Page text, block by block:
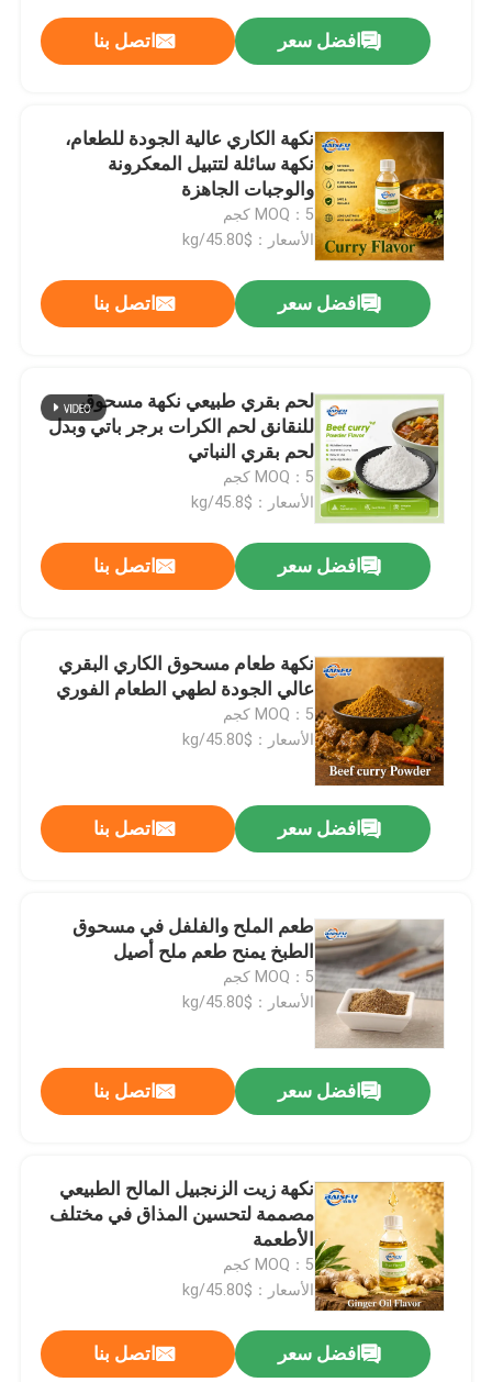
إرسال
افضل سعر اتصل بنا
نكهة الكاري عالية الجودة للطعام،
نكهة سائلة لتتبيل المعكرونة
والوجبات الجاهزة
MOQ：5 كجم
الأسعار：$45.80/kg
افضل سعر اتصل بنا
لحم بقري طبيعي نكهة مسحوق
للنقانق لحم الكرات برجر باتي وبدل
لحم بقري النباتي
MOQ：5 كجم
الأسعار：$45.8/kg
افضل سعر اتصل بنا
نكهة طعام مسحوق الكاري البقري
عالي الجودة لطهي الطعام الفوري
MOQ：5 كجم
الأسعار：$45.80/kg
افضل سعر اتصل بنا
طعم الملح والفلفل في مسحوق
الطبخ يمنح طعم ملح أصيل
MOQ：5 كجم
الأسعار：$45.80/kg
افضل سعر اتصل بنا
نكهة زيت الزنجبيل المالح الطبيعي
مصممة لتحسين المذاق في مختلف
الأطعمة
MOQ：5 كجم
الأسعار：$45.80/kg
افضل سعر اتصل بنا